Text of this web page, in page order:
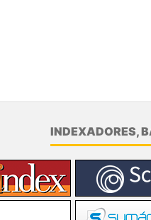
INDEXADORES,